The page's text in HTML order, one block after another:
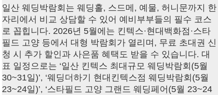
일산 웨딩박람회는 웨딩홀, 스드메, 예물, 허니문까지 한
자리에서 비교 상담할 수 있어 예비부부들의 필수 코스
로 꼽힙니다. 2026년 5월에는 킨텍스·현대백화점·스타
필드 고양 등에서 대형 박람회가 열리며, 무료 초대권 신
청 시 추가 할인과 사은품 혜택도 받을 수 있습니다. 대
표 일정으로는 ‘일산 킨텍스 최대규모 웨딩박람회(5월
30~31일)’, ‘웨딩더하기 현대킨텍스점 웨딩박람회(5월
23~24일)’, ‘스타필드 고양 그랜드 웨딩페어(5월 23~24